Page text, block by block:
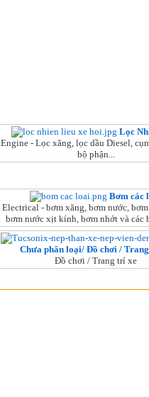
Lọc
Engine - Lọc xăng, lọc dầu Diesel,
bộ phận...
Bơm các
Electrical - bơm xăng, bơm nước,
bơm nước xịt kính, bơm nhớt và các
Chưa phân loại/ Đồ chơi /
Đồ chơi / Trang trí xe